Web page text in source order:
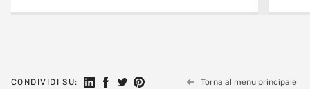
CONDIVIDI SU: Seguici su Linkedin
Condividi su Facebook
Condividi su Twitter
Condividi su PinterestTorna al menu principale